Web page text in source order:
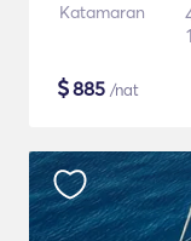
Katamaran
$885 /nat